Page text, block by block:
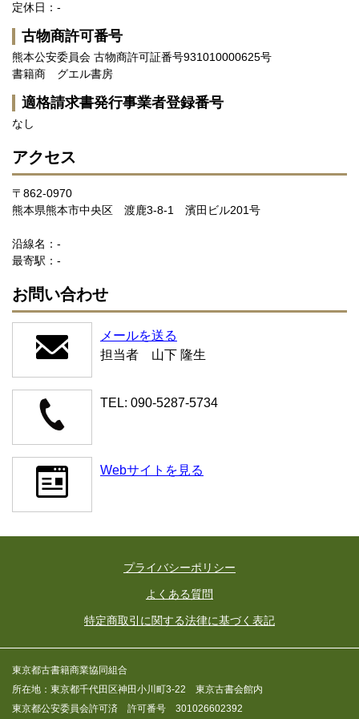
定休日：-
古物商許可番号
熊本公安委員会 古物商許可証番号931010000625号
書籍商 グエル書房
適格請求書発行事業者登録番号
なし
アクセス
〒862-0970
熊本県熊本市中央区 渡鹿3-8-1 濱田ビル201号
沿線名：-
最寄駅：-
お問い合わせ
メールを送る
担当者 山下 隆生
TEL: 090-5287-5734
Webサイトを見る
プライバシーポリシー
よくある質問
特定商取引に関する法律に基づく表記
東京都古書籍商業協同組合
所在地：東京都千代田区神田小川町3-22 東京古書会館内
東京都公安委員会許可済 許可番号 301026602392